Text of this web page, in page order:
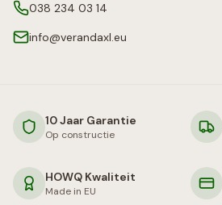
038 234 03 14
info@verandaxl.eu
10 Jaar Garantie
Op constructie
HOWQ Kwaliteit
Made in EU